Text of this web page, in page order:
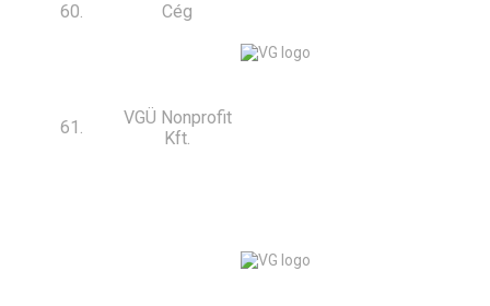
60.
Cég
61.
VGÜ Nonprofit
Kft.